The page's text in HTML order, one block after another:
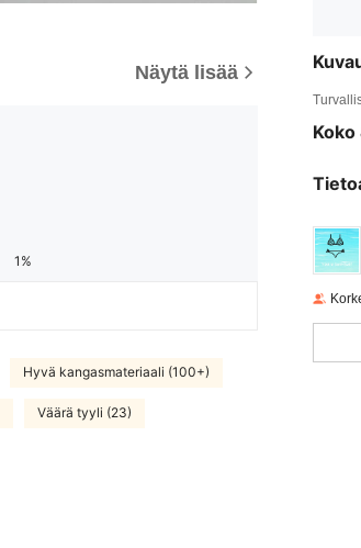
Näytä lisää
1%
Hyvä kangasmateriaali (100+)
Väärä tyyli (23)